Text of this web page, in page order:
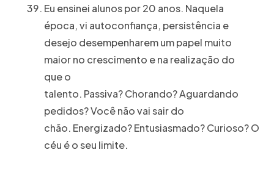
Eu ensinei alunos por 20 anos. Naquela
época, vi autoconfiança, persistência e
desejo desempenharem um papel muito
maior no crescimento e na realização do
que o
talento. Passiva? Chorando? Aguardando
pedidos? Você não vai sair do
chão. Energizado? Entusiasmado? Curioso? O
céu é o seu limite.